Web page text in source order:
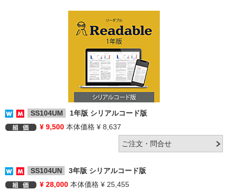
SS104UM
1年版 シリアルコード版
¥ 9,500 本体価格 ¥ 8,637
SS104UN
3年版 シリアルコード版
¥ 28,000 本体価格 ¥ 25,455